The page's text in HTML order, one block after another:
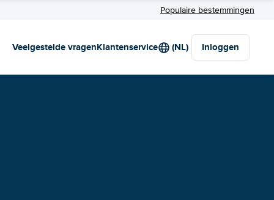
Populaire bestemmingen
Veelgestelde vragenKlantenservice (NL) Inloggen